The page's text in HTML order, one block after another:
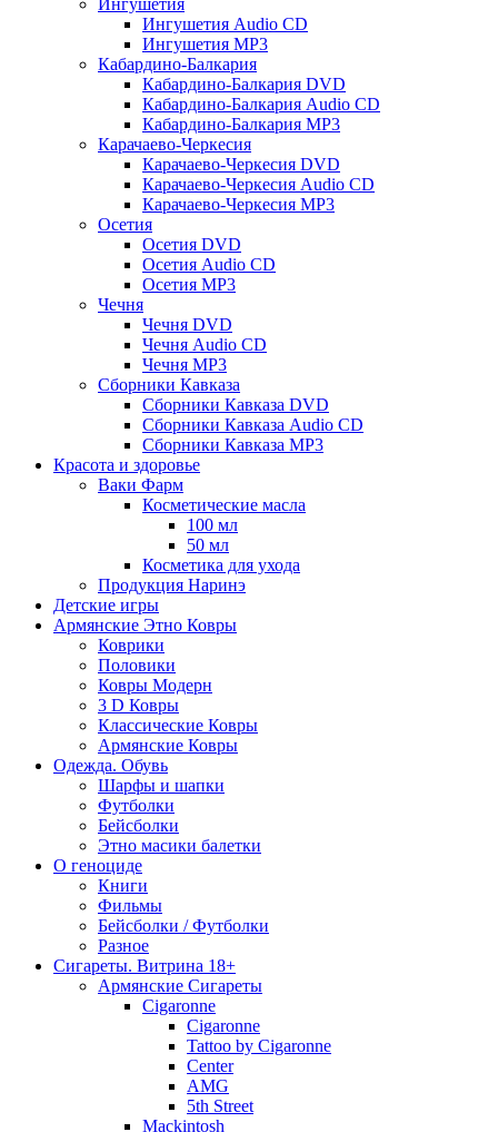
Ингушетия
Ингушетия Audio CD
Ингушетия MP3
Кабардино-Балкария
Кабардино-Балкария DVD
Кабардино-Балкария Audio CD
Кабардино-Балкария MP3
Карачаево-Черкесия
Карачаево-Черкесия DVD
Карачаево-Черкесия Audio CD
Карачаево-Черкесия MP3
Осетия
Осетия DVD
Осетия Audio CD
Осетия MP3
Чечня
Чечня DVD
Чечня Audio CD
Чечня MP3
Сборники Кавказа
Сборники Кавказа DVD
Сборники Кавказа Audio CD
Сборники Кавказа MP3
Красота и здоровье
Ваки Фарм
Косметические масла
100 мл
50 мл
Косметика для ухода
Продукция Наринэ
Детские игры
Армянские Этно Ковры
Коврики
Половики
Ковры Модерн
3 D Ковры
Классические Ковры
Армянские Ковры
Одежда. Обувь
Шарфы и шапки
Футболки
Бейсболки
Этно масики балетки
О геноциде
Книги
Фильмы
Бейсболки / Футболки
Разное
Сигареты. Витрина 18+
Армянские Сигареты
Cigaronne
Cigaronne
Tattoo by Cigaronne
Center
AMG
5th Street
Mackintosh